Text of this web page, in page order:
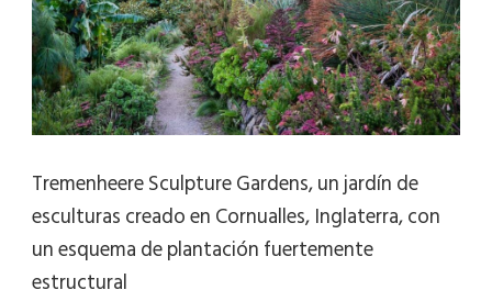
Tremenheere Sculpture Gardens, un jardín de
esculturas creado en Cornualles, Inglaterra, con
un esquema de plantación fuertemente
estructural